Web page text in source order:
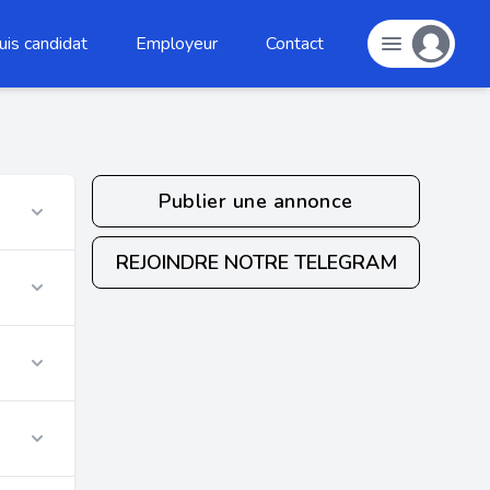
candidat Employeur Contact
Publier une annonce
REJOINDRE NOTRE TELEGRAM